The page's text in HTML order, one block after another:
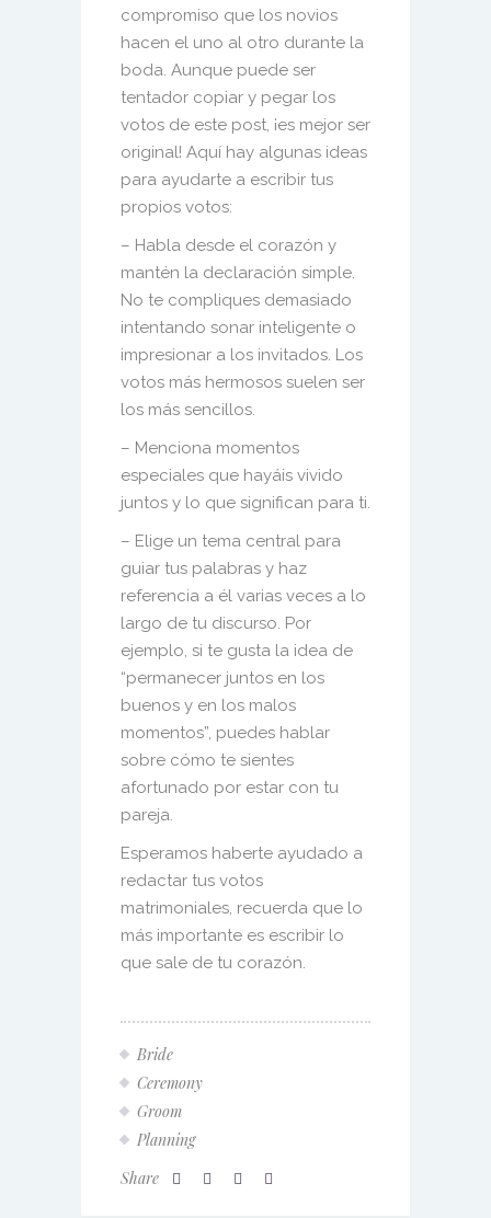
compromiso que los novios
hacen el uno al otro durante la
boda. Aunque puede ser
tentador copiar y pegar los
votos de este post, ¡es mejor ser
original! Aquí hay algunas ideas
para ayudarte a escribir tus
propios votos:
– Habla desde el corazón y
mantén la declaración simple.
No te compliques demasiado
intentando sonar inteligente o
impresionar a los invitados. Los
votos más hermosos suelen ser
los más sencillos.
– Menciona momentos
especiales que hayáis vivido
juntos y lo que significan para ti.
– Elige un tema central para
guiar tus palabras y haz
referencia a él varias veces a lo
largo de tu discurso. Por
ejemplo, si te gusta la idea de
“permanecer juntos en los
buenos y en los malos
momentos”, puedes hablar
sobre cómo te sientes
afortunado por estar con tu
pareja.
Esperamos haberte ayudado a
redactar tus votos
matrimoniales, recuerda que lo
más importante es escribir lo
que sale de tu corazón.
Bride
Ceremony
Groom
Planning
Share